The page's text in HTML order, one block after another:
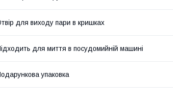
для виходу пари в кришках
для миття в посудомийній машині
упаковка